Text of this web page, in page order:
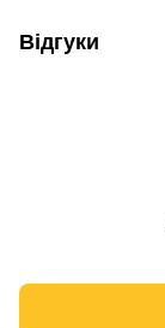
Відгуки